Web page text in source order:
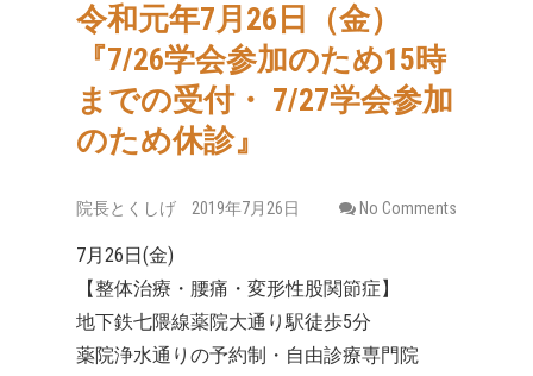
令和元年7月26日（金）
『7/26学会参加のため15時
までの受付・ 7/27学会参加
のため休診』
院長とくしげ 2019年7月26日 No Comments
7月26日(金)
【整体治療・腰痛・変形性股関節症】
地下鉄七隈線薬院大通り駅徒歩5分
薬院浄水通りの予約制・自由診療専門院